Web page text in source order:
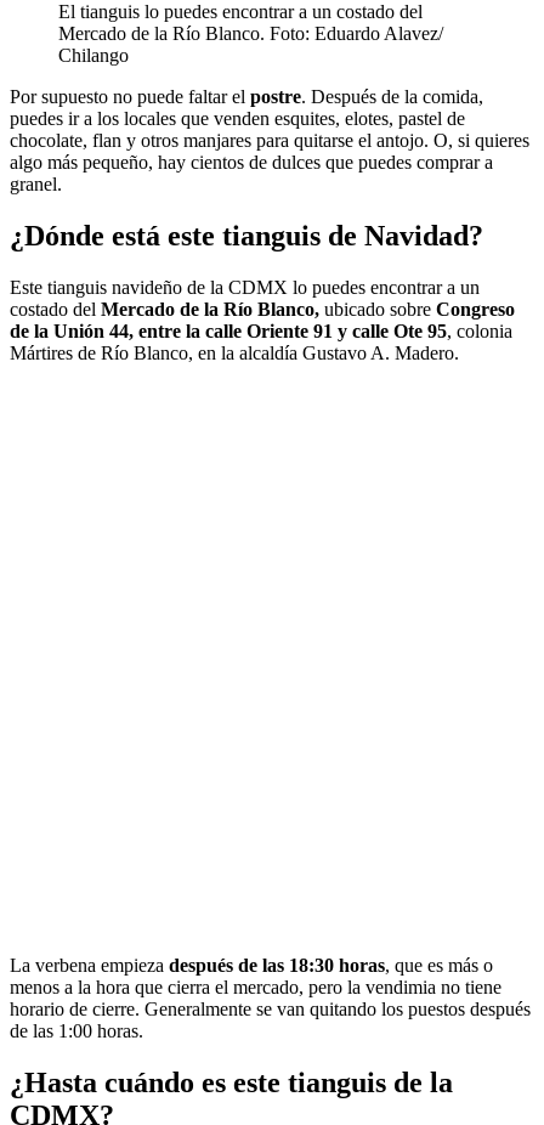
El tianguis lo puedes encontrar a un costado del
Mercado de la Río Blanco. Foto: Eduardo Alavez/
Chilango
Por supuesto no puede faltar el postre. Después de la comida,
puedes ir a los locales que venden esquites, elotes, pastel de
chocolate, flan y otros manjares para quitarse el antojo. O, si quieres
algo más pequeño, hay cientos de dulces que puedes comprar a
granel.
¿Dónde está este tianguis de Navidad?
Este tianguis navideño de la CDMX lo puedes encontrar a un
costado del Mercado de la Río Blanco, ubicado sobre Congreso
de la Unión 44, entre la calle Oriente 91 y calle Ote 95, colonia
Mártires de Río Blanco, en la alcaldía Gustavo A. Madero.
La verbena empieza después de las 18:30 horas, que es más o
menos a la hora que cierra el mercado, pero la vendimia no tiene
horario de cierre. Generalmente se van quitando los puestos después
de las 1:00 horas.
¿Hasta cuándo es este tianguis de la
CDMX?